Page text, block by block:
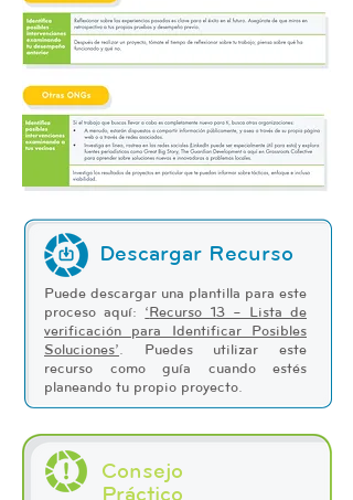
Puede descargar una plantilla para este
proceso aquí: ‘Recurso 13 – Lista de
verificación para Identificar Posibles
Soluciones’. Puedes utilizar este
recurso como guía cuando estés
planeando tu propio proyecto.
Descargar Recurso
Consejo
Práctico